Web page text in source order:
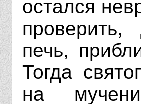
остался
проверить,
печь,
Тогда
на